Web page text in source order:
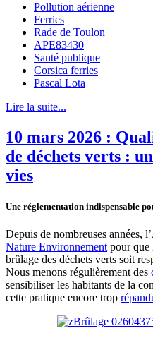
Pollution aérienne
Ferries
Rade de Toulon
APE83430
Santé publique
Corsica ferries
Pascal Lota
Lire la suite...
10 mars 2026 :
de déchets verts :
vies
Une réglementation indispensable
Depuis de nombreuses années,
Nature Environnement pour que
brûlage des déchets verts soit
Nous menons régulièrement des
sensibiliser les habitants de la
cette pratique encore trop